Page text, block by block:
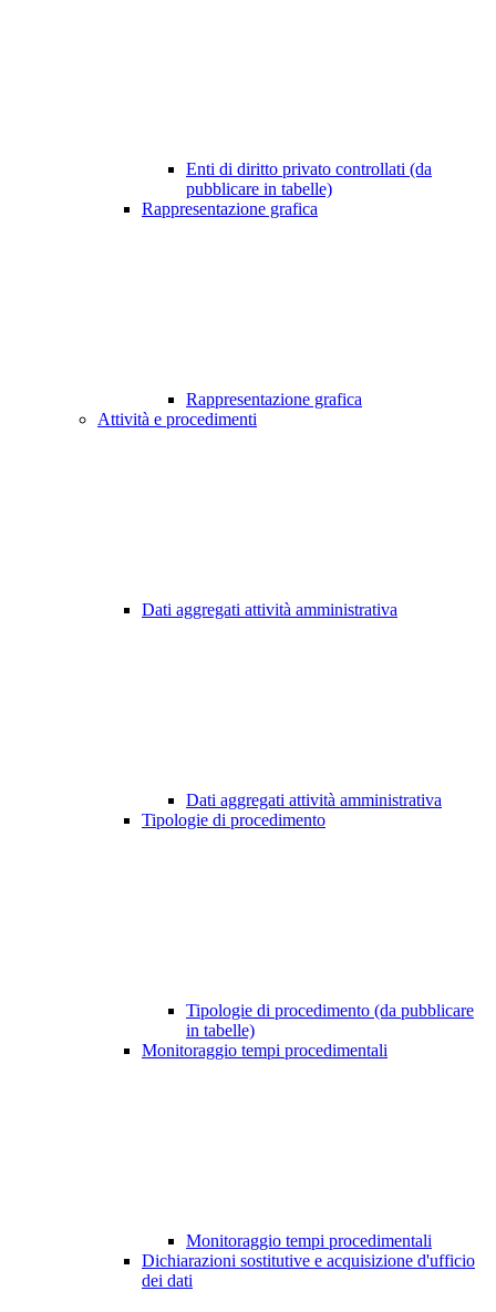
Enti di diritto privato controllati (da
pubblicare in tabelle)
Rappresentazione grafica
Rappresentazione grafica
Attività e procedimenti
Dati aggregati attività amministrativa
Dati aggregati attività amministrativa
Tipologie di procedimento
Tipologie di procedimento (da pubblicare
in tabelle)
Monitoraggio tempi procedimentali
Monitoraggio tempi procedimentali
Dichiarazioni sostitutive e acquisizione d'ufficio
dei dati